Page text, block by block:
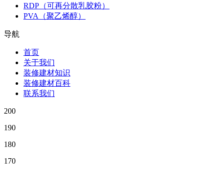
RDP（可再分散乳胶粉）
PVA（聚乙烯醇）
导航
首页
关于我们
装修建材知识
装修建材百科
联系我们
200
190
180
170